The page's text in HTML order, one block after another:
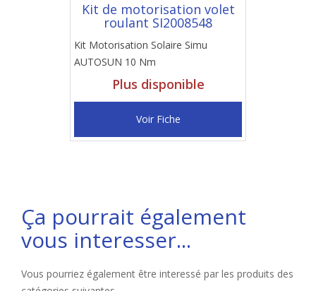
Kit de motorisation volet
roulant SI2008548
Kit Motorisation Solaire Simu
AUTOSUN 10 Nm
Plus disponible
Voir Fiche
Ça pourrait également
vous interesser...
Vous pourriez également être interessé par les produits des